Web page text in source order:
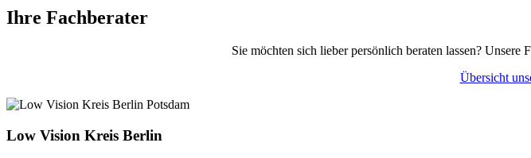
Ihre Fachberater
Sie möchten sich lieber persönlich beraten lassen?
Übersicht
Low Vision Kreis Berlin